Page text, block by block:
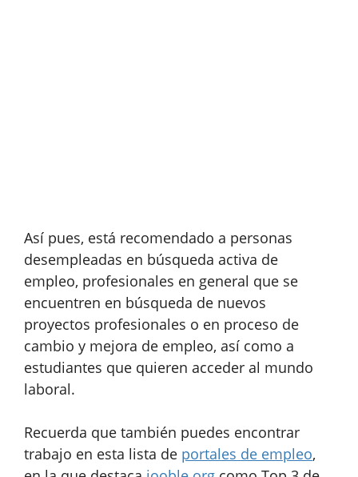
Así pues, está recomendado a personas
desempleadas en búsqueda activa de
empleo, profesionales en general que se
encuentren en búsqueda de nuevos
proyectos profesionales o en proceso de
cambio y mejora de empleo, así como a
estudiantes que quieren acceder al mundo
laboral.
Recuerda que también puedes encontrar
trabajo en esta lista de portales de empleo,